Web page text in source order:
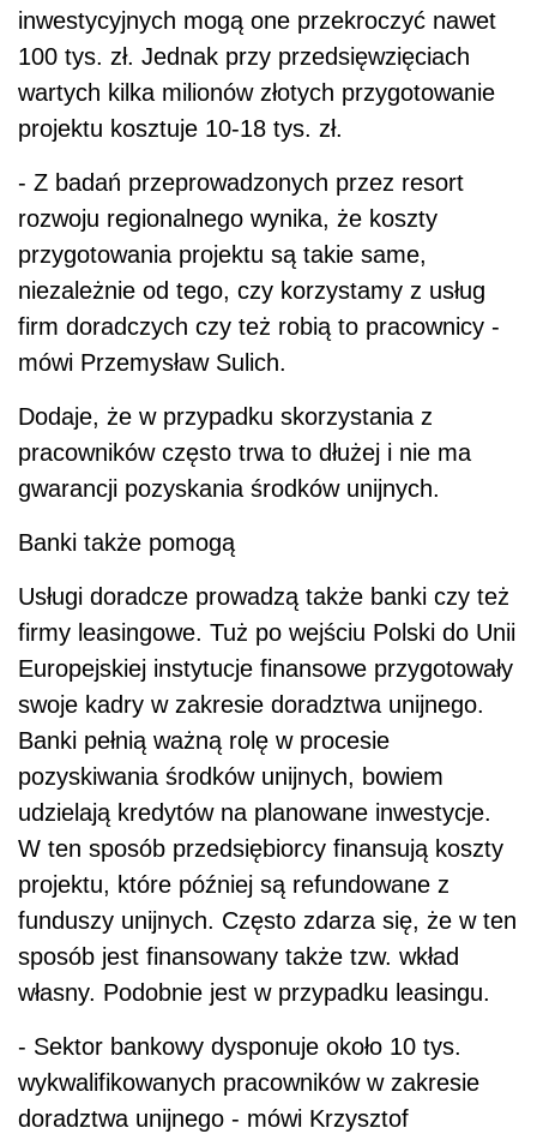
inwestycyjnych mogą one przekroczyć nawet
100 tys. zł. Jednak przy przedsięwzięciach
wartych kilka milionów złotych przygotowanie
projektu kosztuje 10-18 tys. zł.
- Z badań przeprowadzonych przez resort
rozwoju regionalnego wynika, że koszty
przygotowania projektu są takie same,
niezależnie od tego, czy korzystamy z usług
firm doradczych czy też robią to pracownicy -
mówi Przemysław Sulich.
Dodaje, że w przypadku skorzystania z
pracowników często trwa to dłużej i nie ma
gwarancji pozyskania środków unijnych.
Banki także pomogą
Usługi doradcze prowadzą także banki czy też
firmy leasingowe. Tuż po wejściu Polski do Unii
Europejskiej instytucje finansowe przygotowały
swoje kadry w zakresie doradztwa unijnego.
Banki pełnią ważną rolę w procesie
pozyskiwania środków unijnych, bowiem
udzielają kredytów na planowane inwestycje.
W ten sposób przedsiębiorcy finansują koszty
projektu, które później są refundowane z
funduszy unijnych. Często zdarza się, że w ten
sposób jest finansowany także tzw. wkład
własny. Podobnie jest w przypadku leasingu.
- Sektor bankowy dysponuje około 10 tys.
wykwalifikowanych pracowników w zakresie
doradztwa unijnego - mówi Krzysztof